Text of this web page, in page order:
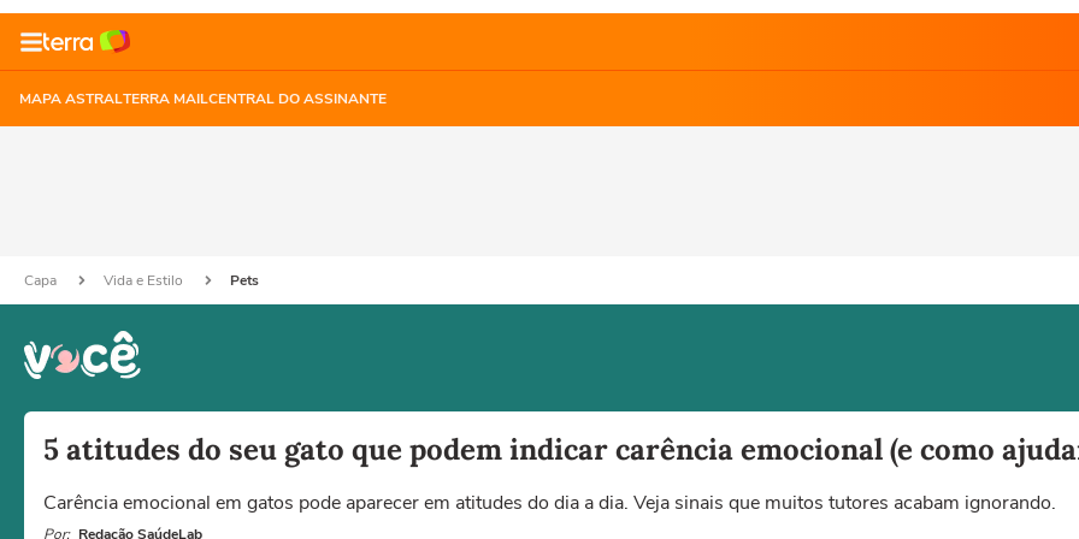
MAPA ASTRALTERRA MAILCENTRAL DO ASSINANTE
Capa Vida e Estilo Pets
5 atitudes do seu gato que podem indicar carência emocional (e como
Carência emocional em gatos pode aparecer em atitudes do dia a dia. Veja sinais que muitos tutores acabam ignorando.
Por: Redação SaúdeLab